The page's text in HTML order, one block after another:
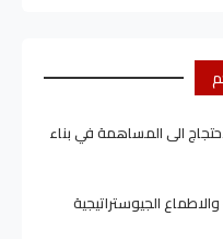
الى المساهمة في بناء
الجيوستراتيجية